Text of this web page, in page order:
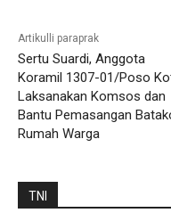
Artikulli paraprak
Sertu Suardi, Anggota
Koramil 1307-01/Poso
Laksanakan Komsos dan
Bantu Pemasangan
Rumah Warga
TNI